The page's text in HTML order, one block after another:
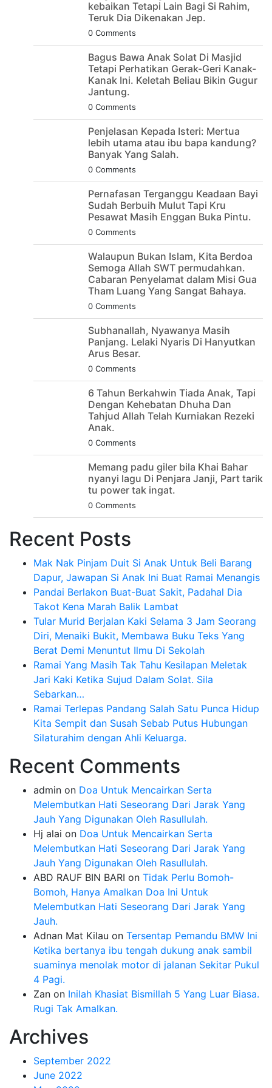
kebaikan Tetapi Lain Bagi Si Rahim,
Teruk Dia Dikenakan Jep.
0 Comments
Bagus Bawa Anak Solat Di Masjid
Tetapi Perhatikan Gerak-Geri Kanak-
Kanak Ini. Keletah Beliau Bikin Gugur
Jantung.
0 Comments
Penjelasan Kepada Isteri: Mertua
lebih utama atau ibu bapa kandung?
Banyak Yang Salah.
0 Comments
Pernafasan Terganggu Keadaan Bayi
Sudah Berbuih Mulut Tapi Kru
Pesawat Masih Enggan Buka Pintu.
0 Comments
Walaupun Bukan Islam, Kita Berdoa
Semoga Allah SWT permudahkan.
Cabaran Penyelamat dalam Misi Gua
Tham Luang Yang Sangat Bahaya.
0 Comments
Subhanallah, Nyawanya Masih
Panjang. Lelaki Nyaris Di Hanyutkan
Arus Besar.
0 Comments
6 Tahun Berkahwin Tiada Anak, Tapi
Dengan Kehebatan Dhuha Dan
Tahjud Allah Telah Kurniakan Rezeki
Anak.
0 Comments
Memang padu giler bila Khai Bahar
nyanyi lagu Di Penjara Janji, Part tarik
tu power tak ingat.
0 Comments
Recent Posts
Mak Nak Pinjam Duit Si Anak Untuk Beli Barang
Dapur, Jawapan Si Anak Ini Buat Ramai Menangis
Pandai Berlakon Buat-Buat Sakit, Padahal Dia
Takot Kena Marah Balik Lambat
Tular Murid Berjalan Kaki Selama 3 Jam Seorang
Diri, Menaiki Bukit, Membawa Buku Teks Yang
Berat Demi Menuntut Ilmu Di Sekolah
Ramai Yang Masih Tak Tahu Kesilapan Meletak
Jari Kaki Ketika Sujud Dalam Solat. Sila
Sebarkan…
Ramai Terlepas Pandang Salah Satu Punca Hidup
Kita Sempit dan Susah Sebab Putus Hubungan
Silaturahim dengan Ahli Keluarga.
Recent Comments
admin on Doa Untuk Mencairkan Serta
Melembutkan Hati Seseorang Dari Jarak Yang
Jauh Yang Digunakan Oleh Rasullulah.
Hj alai on Doa Untuk Mencairkan Serta
Melembutkan Hati Seseorang Dari Jarak Yang
Jauh Yang Digunakan Oleh Rasullulah.
ABD RAUF BIN BARI on Tidak Perlu Bomoh-
Bomoh, Hanya Amalkan Doa Ini Untuk
Melembutkan Hati Seseorang Dari Jarak Yang
Jauh.
Adnan Mat Kilau on Tersentap Pemandu BMW Ini
Ketika bertanya ibu tengah dukung anak sambil
suaminya menolak motor di jalanan Sekitar Pukul
4 Pagi.
Zan on Inilah Khasiat Bismillah 5 Yang Luar Biasa.
Rugi Tak Amalkan.
Archives
September 2022
June 2022